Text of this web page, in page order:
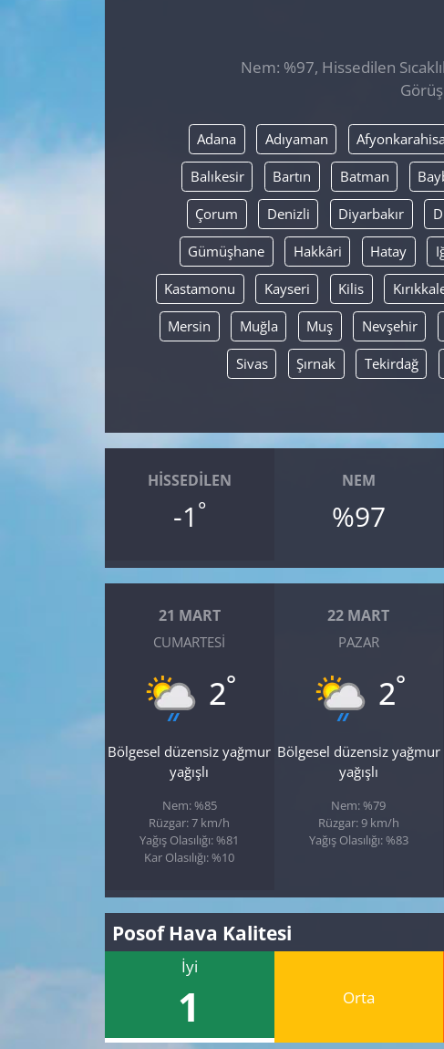
Nem: %97, Hissedilen
Adana Adıyaman
Balıkesir Bartın Batman
Çorum Denizli Diyarbakır
Gümüşhane Hakkâri Hatay
Kastamonu Kayseri Kilis
Mersin Muğla Muş Nevşehir
Sivas Şırnak Tekirdağ
HISSEDILEN
-1 °
NEM
%97
21 MART
CUMARTESI
2°
Bölgesel düzensiz yağmur
yağışlı
Nem: %85
Rüzgar: 7 km/h
Yağış Olasılığı: %81
Kar Olasılığı: %10
22 MART
PAZAR
2°
Bölgesel düzensiz yağmur
yağışlı
Nem: %79
Rüzgar: 9 km/h
Yağış Olasılığı: %83
Posof Hava Kalitesi
İyi
1 Orta